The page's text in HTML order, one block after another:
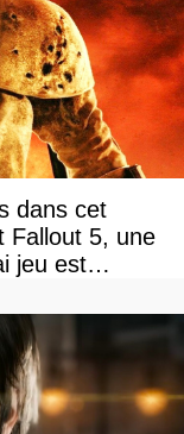
dans cet
Fallout 5, une
jeu est